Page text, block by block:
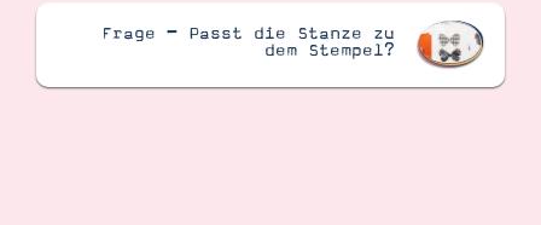
Frage – Passt die Stanze zu
dem Stempel?